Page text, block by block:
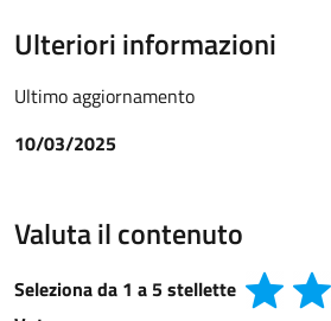
Ulteriori informazioni
Ultimo aggiornamento
10/03/2025
Valuta il contenuto
Seleziona da 1 a 5 stellette